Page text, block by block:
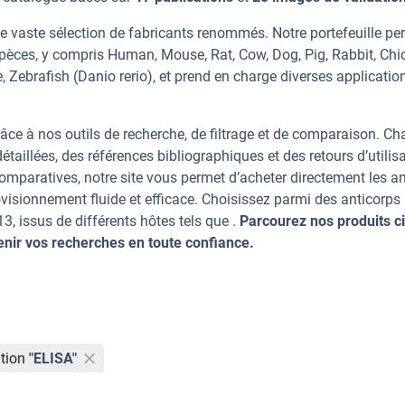
vaste sélection de fabricants renommés. Notre portefeuille
y compris Human, Mouse, Rat, Cow, Dog, Pig, Rabbit,
Zebrafish (Danio rerio), et prend en charge diverses
à nos outils de recherche, de filtrage et de comparaison.
des références bibliographiques et des retours
notre site vous permet d’acheter directement les
fluide et efficace. Choisissez parmi des anticorps
issus de différents hôtes tels que . Parcourez nos produits
vos recherches en toute confiance.
"ELISA"